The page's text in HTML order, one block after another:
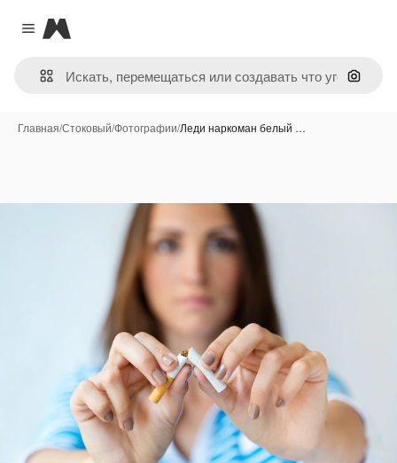
Close menu
Magnific
Поиск
Главная/Стоковый/Фотографии/Леди наркоман белый …